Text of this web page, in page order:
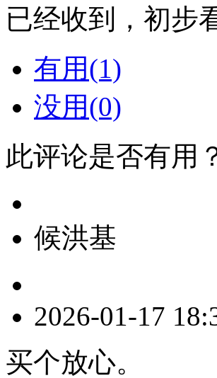
已经收到，初步
有用(1)
没用(0)
此评论是否有用
候洪基
2026-01-17
买个放心。